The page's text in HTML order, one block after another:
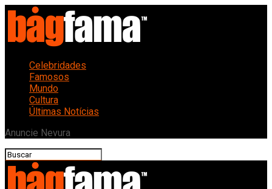
Celebridades
Famosos
Mundo
Cultura
Últimas Notícias
Anuncie Nevura